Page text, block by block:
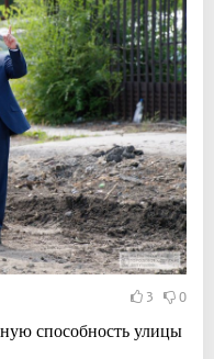
3 0
способность улицы